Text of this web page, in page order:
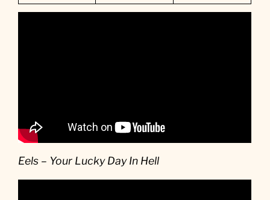
Eels – Your Lucky Day In Hell